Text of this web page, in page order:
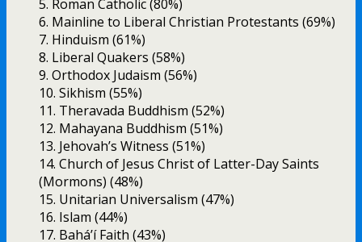
5. Roman Catholic (80%)
6. Mainline to Liberal Christian Protestants (69%)
7. Hinduism (61%)
8. Liberal Quakers (58%)
9. Orthodox Judaism (56%)
10. Sikhism (55%)
11. Theravada Buddhism (52%)
12. Mahayana Buddhism (51%)
13. Jehovah’s Witness (51%)
14. Church of Jesus Christ of Latter-Day Saints
(Mormons) (48%)
15. Unitarian Universalism (47%)
16. Islam (44%)
17. Bahá’í Faith (43%)